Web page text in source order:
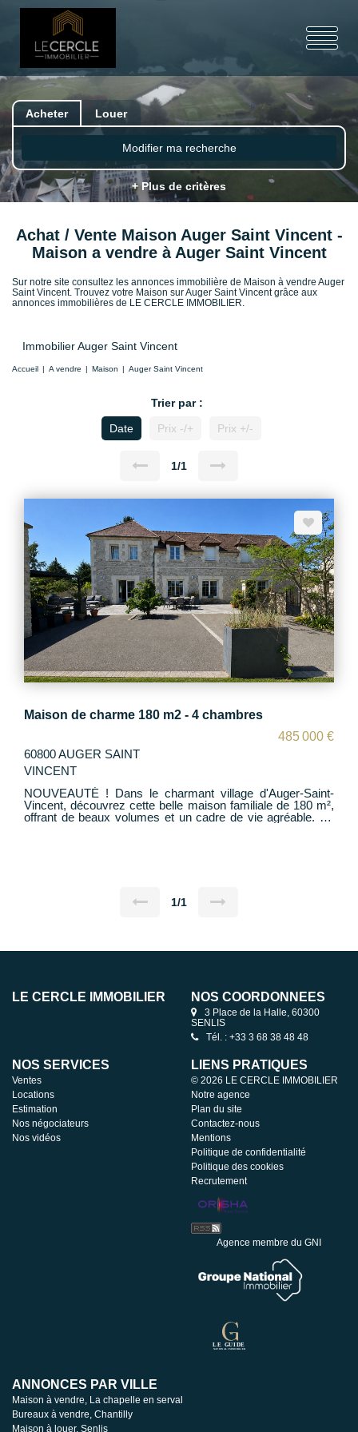
Acheter Louer
Modifier ma recherche
+ Plus de critères
Achat / Vente Maison Auger Saint Vincent -
Maison a vendre à Auger Saint Vincent
Sur notre site consultez les annonces immobilière de Maison à vendre Auger
Saint Vincent. Trouvez votre Maison sur Auger Saint Vincent grâce aux
annonces immobilières de LE CERCLE IMMOBILIER.
Immobilier Auger Saint Vincent
Accueil A vendre Maison Auger Saint Vincent
Trier par :
Date
Prix -/+ Prix +/-
1/1
Maison de charme 180 m2 - 4 chambres
485 000 €
60800 AUGER SAINT
VINCENT
NOUVEAUTÉ ! Dans le charmant village d'Auger-Saint-
Vincent, découvrez cette belle maison familiale de 180 m²,
offrant de beaux volumes et un cadre de vie agréable. Au
parentale bénéficiant de sa propre salle de douche et d'un
possibilités d'aménagement (atelier, stockage, bureau,
1/1
LE CERCLE IMMOBILIER NOS COORDONNÉES
3 Place de la Halle, 60300
SENLIS
Tél. : +33 3 68 38 48 48
NOS SERVICES
Ventes
Locations
Estimation
Nos négociateurs
Nos vidéos
LIENS PRATIQUES
© 2026 LE CERCLE IMMOBILIER
Notre agence
Plan du site
Contactez-nous
Mentions
Politique de confidentialité
Politique des cookies
Recrutement
Agence membre du GNI
ANNONCES PAR VILLE
Maison à vendre, La chapelle en serval
Bureaux à vendre, Chantilly
Maison à louer, Senlis